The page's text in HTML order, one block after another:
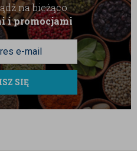
na bieżąco
i promocjami
SIĘ